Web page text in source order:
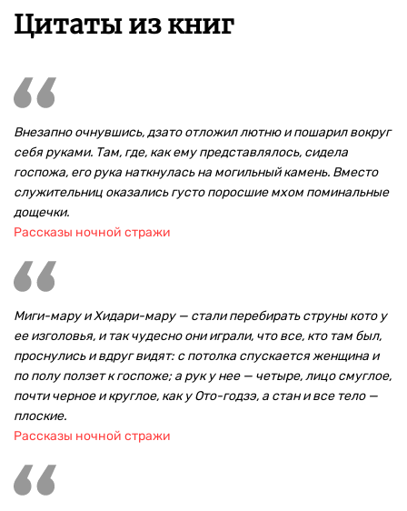
Цитаты из книг
Внезапно очнувшись, дзато отложил лютню и пошарил вокруг
себя руками. Там, где, как ему представлялось, сидела
госпожа, его рука наткнулась на могильный камень. Вместо
служительниц оказались густо поросшие мхом поминальные
дощечки.
Рассказы ночной стражи
Миги-мару и Хидари-мару — стали перебирать струны кото у
ее изголовья, и так чудесно они играли, что все, кто там был,
проснулись и вдруг видят: с потолка спускается женщина и
по полу ползет к госпоже; а рук у нее — четыре, лицо смуглое,
почти черное и круглое, как у Ото-годзэ, а стан и все тело —
плоские.
Рассказы ночной стражи